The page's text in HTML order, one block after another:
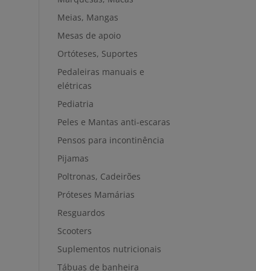
Meias, Mangas
Mesas de apoio
Ortóteses, Suportes
Pedaleiras manuais e
elétricas
Pediatria
Peles e Mantas anti-escaras
Pensos para incontinência
Pijamas
Poltronas, Cadeirões
Próteses Mamárias
Resguardos
Scooters
Suplementos nutricionais
Tábuas de banheira